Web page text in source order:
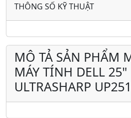
THÔNG SỐ KỸ THUẬT
MÔ TẢ SẢN PHẨM
MÁY TÍNH DELL 25"
ULTRASHARP